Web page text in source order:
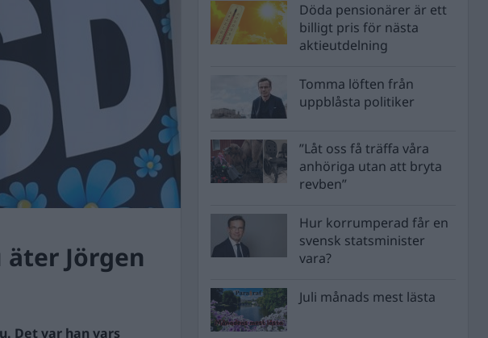
Jörgen
Det var han vars
Döda pensionärer är ett
billigt pris för nästa
aktieutdelning
Tomma löften från
uppblåsta politiker
”Låt oss få träffa våra
anhöriga utan att bryta
revben”
Hur korrumperad får en
svensk statsminister
vara?
Juli månads mest lästa